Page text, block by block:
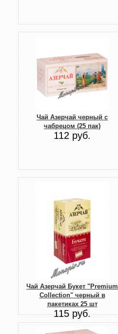
Чай Азерчай черный с
чабрецом (25 пак)
112 руб.
Чай Азерчай Букет "Premium
Collection" черный в
пакетиках 25 шт
115 руб.